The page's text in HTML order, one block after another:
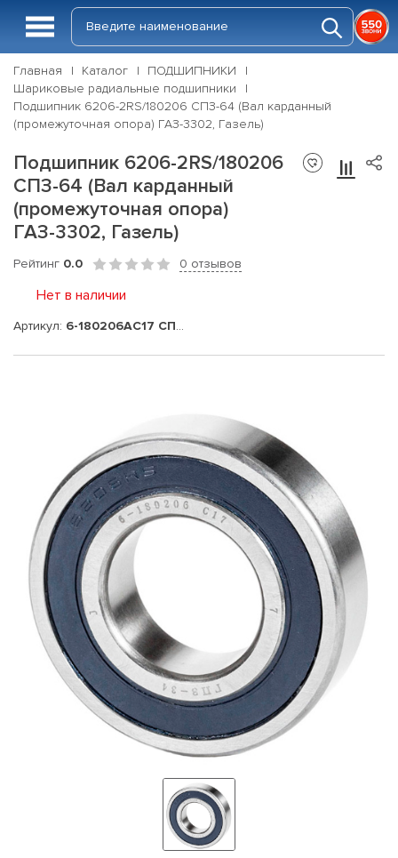
Главная Каталог
ПОДШИПНИКИ
Шариковые радиальные подшипники
Подшипник 6206-2RS/180206 СПЗ-64 (Вал карданный
(промежуточная опора) ГАЗ-3302, Газель)
Подшипник 6206-2RS/180206
СПЗ-64 (Вал карданный
(промежуточная опора)
ГАЗ-3302, Газель)
Рейтинг 0.0 0 отзывов
Нет в наличии
Артикул: 6-180206АС17 СПЗ-64